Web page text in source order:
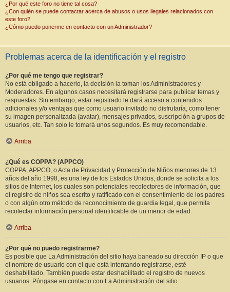
¿Por qué este foro no tiene tal cosa?
¿Con quién se puede contactar acerca de abusos o usos ilegales relacionados con
este foro?
¿Cómo puedo ponerme en contacto con un Administrador?
Problemas acerca de la identificación y el registro
¿Por qué me tengo que registrar?
No está obligado a hacerlo, la decisión la toman los Administradores y
Moderadores. En algunos casos necesitará registrarse para publicar temas y
respuestas. Sin embargo, estar registrado le dará acceso a contenidos
adicionales y/o ventajas que como usuario invitado no disfrutaría, como tener
su imagen personalizada (avatar), mensajes privados, suscripción a grupos de
usuarios, etc. Tan solo le tomará unos segundos. Es muy recomendable.
Arriba
¿Qué es COPPA? (APPCO)
COPPA, APPCO, o Acta de Privacidad y Protección de Niños menores de 13
años del año 1998, es una ley de los Estados Unidos, donde se solicita a los
sitios de Internet, los cuales son potenciales recolectores de información, que
el registro de niños sea escrito y ratificado con el consentimiento de los padres
o con algún otro método de reconocimiento de guardia legal, que permita
recolectar información personal identificable de un menor de edad.
Arriba
¿Por qué no puedo registrarme?
Es posible que La Administración del sitio haya baneado su dirección IP o que
el nombre de usuario con el que está intentando registrarse, esté
deshabilitado. También puede estar deshabilitado el registro de nuevos
usuarios. Póngase en contacto con La Administración del sitio.